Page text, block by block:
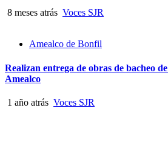
8 meses atrás Voces SJR
Amealco de Bonfil
Realizan entrega de obras de bacheo
Amealco
1 año atrás Voces SJR